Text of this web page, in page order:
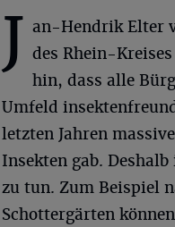
J an-Hendrik Elter
des Rhein-
hin, dass alle
Umfeld
letzten Jahren
Insekten gab.
zu tun. Zum Beispiel
Schottergärten